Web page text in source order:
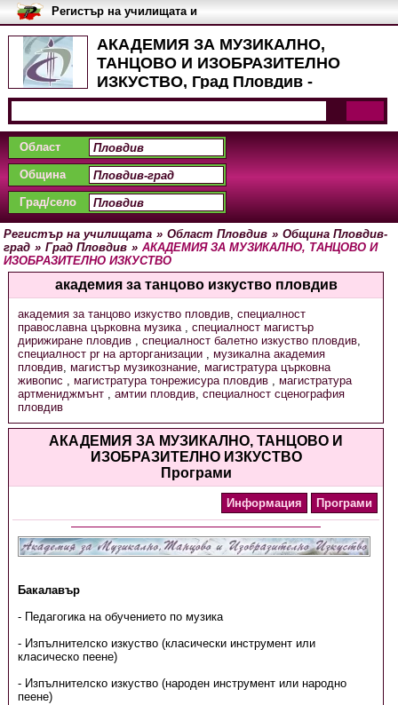
АКАДЕМИЯ ЗА МУЗИКАЛНО,
ТАНЦОВО И ИЗОБРАЗИТЕЛНО
ИЗКУСТВО, Град Пловдив -
Програми
Регистър на училищата и
университетите в България
Област
Община
Град/село
Регистър на училищата » Област Пловдив » Община Пловдив-
град » Град Пловдив » АКАДЕМИЯ ЗА МУЗИКАЛНО, ТАНЦОВО И
ИЗОБРАЗИТЕЛНО ИЗКУСТВО
академия за танцово изкуство пловдив
академия за танцово изкуство пловдив, специалност
православна църковна музика , специалност магистър
дирижиране пловдив , специалност балетно изкуство пловдив,
специалност pr на арторганизации , музикална академия
пловдив, магистър музикознание, магистратура църковна
живопис , магистратура тонрежисура пловдив , магистратура
артмениджмънт , амтии пловдив, специалност сценография
пловдив
АКАДЕМИЯ ЗА МУЗИКАЛНО, ТАНЦОВО И
ИЗОБРАЗИТЕЛНО ИЗКУСТВО
Програми
Информация Програми
Бакалавър
- Педагогика на обучението по музика
- Изпълнителско изкуство (класически инструмент или
класическо пеене)
- Изпълнителско изкуство (народен инструмент или народно
пеене)